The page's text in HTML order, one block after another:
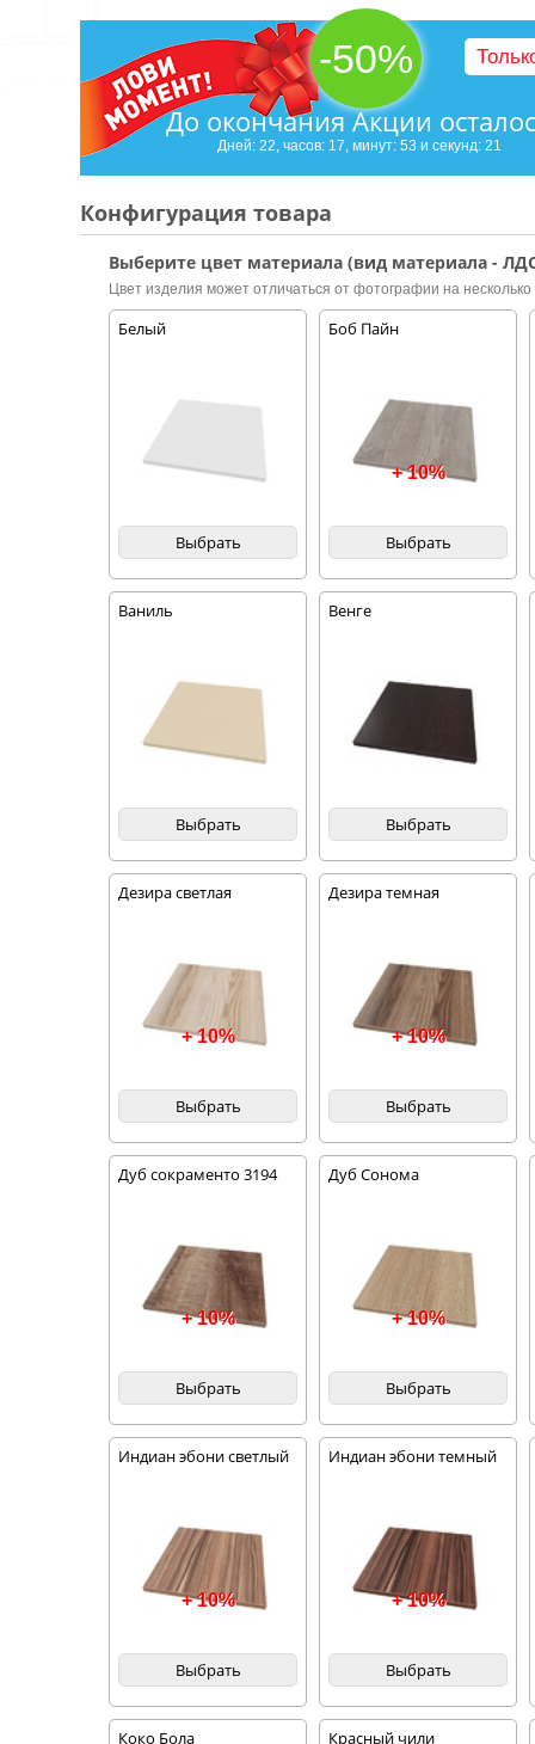
-50%
До окончания Акции
Дней: 22, часов: 17, минут: 53 и секунд: 20
Конфигурация товара
Выберите цвет материала (вид материала -
Цвет изделия может отличаться от фотографии на
Белый
Выбрать
Боб Пайн
+ 10%
Выбрать
Ваниль
Выбрать
Венге
Выбрать
Дезира светлая
+ 10%
Выбрать
Дезира темная
+ 10%
Выбрать
Дуб сокраменто 3194
+ 10%
Выбрать
Дуб Сонома
+ 10%
Выбрать
Индиан эбони светлый
+ 10%
Выбрать
Индиан эбони темный
+ 10%
Выбрать
Коко Бола Красный чили